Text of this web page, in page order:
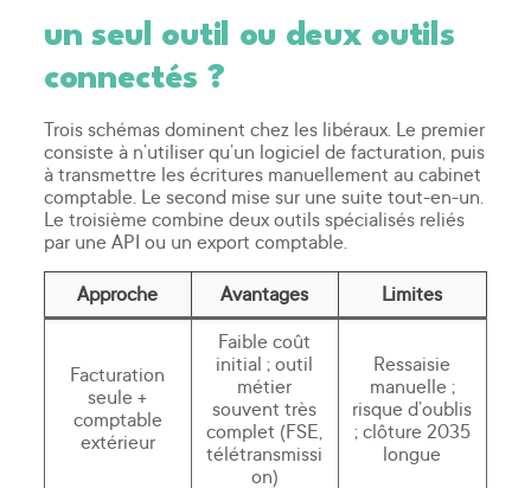
un seul outil ou deux outils
connectés ?
Trois schémas dominent chez les libéraux. Le premier
consiste à n’utiliser qu’un logiciel de facturation, puis
à transmettre les écritures manuellement au cabinet
comptable. Le second mise sur une suite tout-en-un.
Le troisième combine deux outils spécialisés reliés
par une API ou un export comptable.
Approche
Avantages Limites
Facturation
seule +
comptable
extérieur
Faible coût
initial ; outil
métier
souvent très
complet (FSE,
télétransmissi
on)
Ressaisie
manuelle ;
risque d’oublis
; clôture 2035
longue